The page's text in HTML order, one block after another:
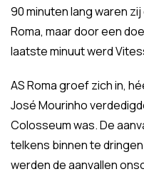
90 minuten lang waren
Roma, maar door een
laatste minuut werd
AS Roma groef zich in,
José Mourinho
Colosseum was. De
telkens binnen te
werden de aanvallen